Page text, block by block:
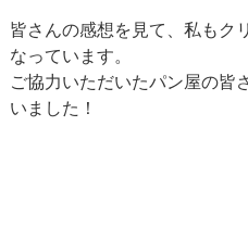
皆さんの感想を見て、私もク
なっています。
ご協力いただいたパン屋の皆
いました！